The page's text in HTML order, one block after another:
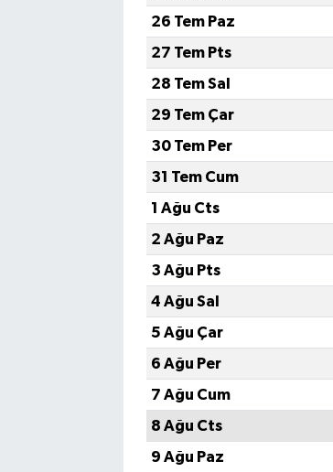
26 Tem Paz
27 Tem Pts
28 Tem Sal
29 Tem Çar
30 Tem Per
31 Tem Cum
1 Ağu Cts
2 Ağu Paz
3 Ağu Pts
4 Ağu Sal
5 Ağu Çar
6 Ağu Per
7 Ağu Cum
8 Ağu Cts
9 Ağu Paz